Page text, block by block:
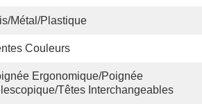
métal/plastique
Couleurs
Ergonomique/Poignée
Têtes Interchangeables